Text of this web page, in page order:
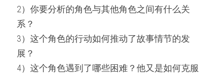
2）你要分析的角色与其他角色之间有什么关
系？
3）这个角色的行动如何推动了故事情节的发
展？
4）这个角色遇到了哪些困难？他又是如何克服